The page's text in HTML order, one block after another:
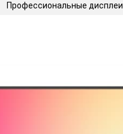
Профессиональные дисплеи